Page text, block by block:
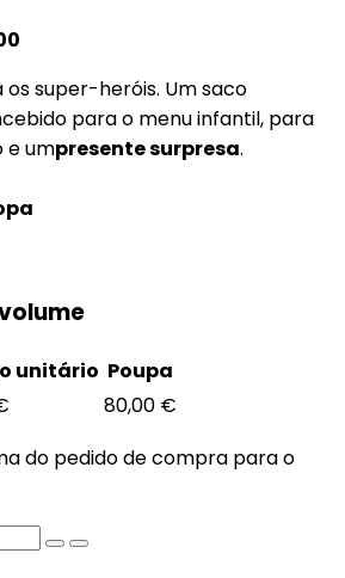
super-heróis. Um saco
para o menu infantil, para
e umpresente surpresa.
unitário Poupa
80,00 €
do pedido de compra para o